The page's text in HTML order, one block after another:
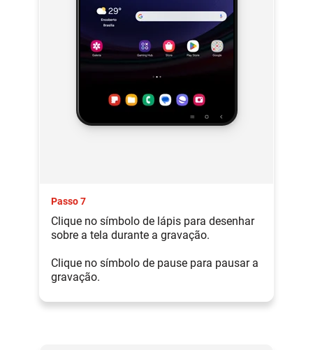
Passo 7
Clique no símbolo de lápis para desenhar
sobre a tela durante a gravação.
Clique no símbolo de pause para pausar a
gravação.